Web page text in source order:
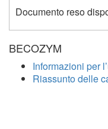
Documento reso
BECOZYM
Informazioni per
Riassunto delle